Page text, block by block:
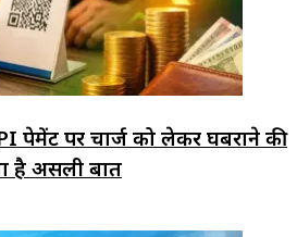
पेमेंट पर चार्ज को लेकर घबराने की
है असली बात